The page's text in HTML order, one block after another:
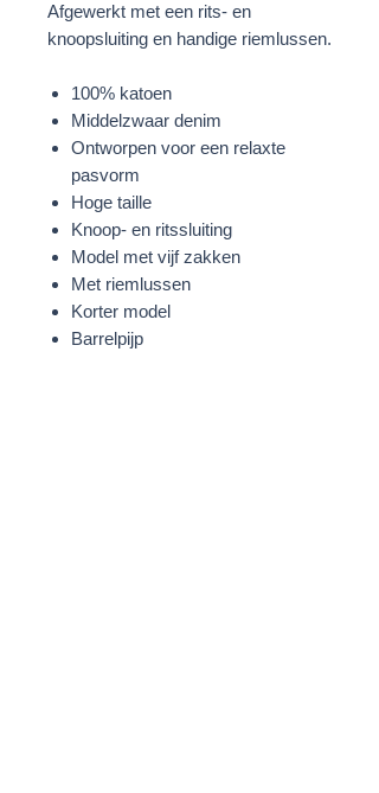
Afgewerkt met een rits- en
knoopsluiting en handige riemlussen.
100% katoen
Middelzwaar denim
Ontworpen voor een relaxte
pasvorm
Hoge taille
Knoop- en ritssluiting
Model met vijf zakken
Met riemlussen
Korter model
Barrelpijp